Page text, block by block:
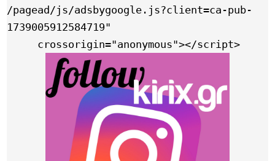
/pagead/js/adsbygoogle.js?client=ca-pub-
1739005912584719"
     crossorigin="anonymous"></script>